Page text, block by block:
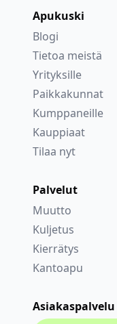
Apukuski
Blogi
Tietoa meistä
Yrityksille
Paikkakunnat
Kumppaneille
Kauppiaat
Tilaa nyt
Palvelut
Muutto
Kuljetus
Kierrätys
Kantoapu
Asiakaspalvelu